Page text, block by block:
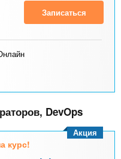
Записаться
DevOps
курс!
Акция